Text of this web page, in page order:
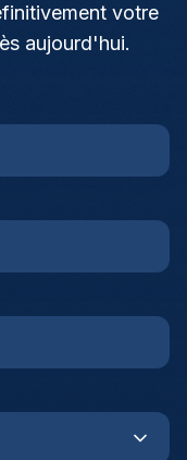
votre
aujourd'hui.